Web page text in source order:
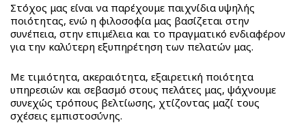
–
Cosmetics
3C4G
Dorables
Bambolina
BACK
Bambolina
Αmore
Bambolina
Girlz
Molly
Ballerina
Στόχος μας είναι να παρέχουμε παιχνίδια υψηλής
ποιότητας, ενώ η φιλοσοφία μας βασίζεται στην
συνέπεια, στην επιμέλεια και το πραγματικό ενδιαφέρον
για την καλύτερη εξυπηρέτηση των πελατών μας.
Με τιμιότητα, ακεραιότητα, εξαιρετική ποιότητα
υπηρεσιών και σεβασμό στους πελάτες μας, ψάχνουμε
συνεχώς τρόπους βελτίωσης, χτίζοντας μαζί τους
σχέσεις εμπιστοσύνης.